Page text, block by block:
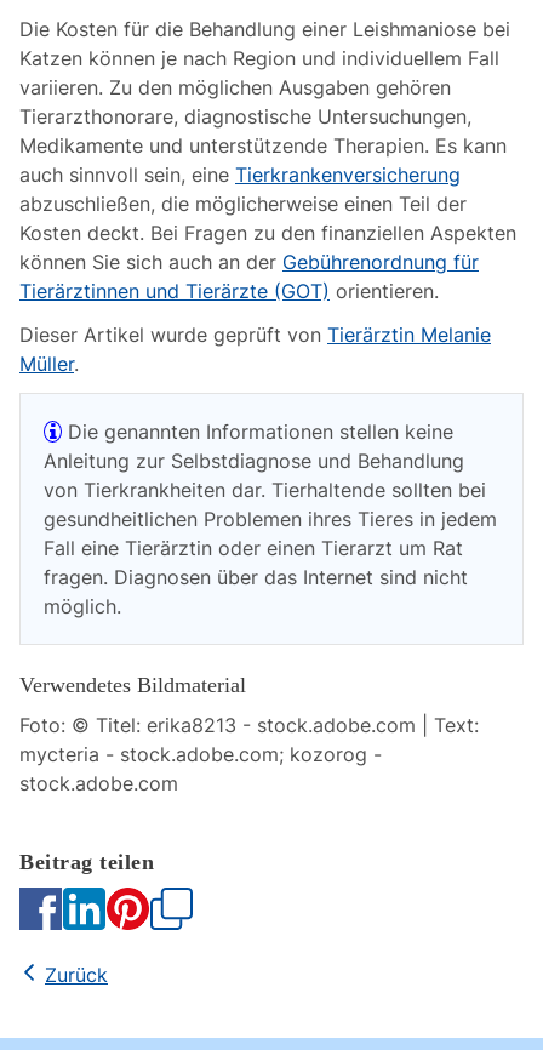
Die Kosten für die Behandlung einer Leishmaniose bei
Katzen können je nach Region und individuellem Fall
variieren. Zu den möglichen Ausgaben gehören
Tierarzthonorare, diagnostische Untersuchungen,
Medikamente und unterstützende Therapien. Es kann
auch sinnvoll sein, eine Tierkrankenversicherung
abzuschließen, die möglicherweise einen Teil der
Kosten deckt. Bei Fragen zu den finanziellen Aspekten
können Sie sich auch an der Gebührenordnung für
Tierärztinnen und Tierärzte (GOT) orientieren.
Dieser Artikel wurde geprüft von Tierärztin Melanie
Müller.
Die genannten Informationen stellen keine
Anleitung zur Selbstdiagnose und Behandlung
von Tierkrankheiten dar. Tierhaltende sollten bei
gesundheitlichen Problemen ihres Tieres in jedem
Fall eine Tierärztin oder einen Tierarzt um Rat
fragen. Diagnosen über das Internet sind nicht
möglich.
Verwendetes Bildmaterial
Foto: © Titel: erika8213 - stock.adobe.com | Text:
mycteria - stock.adobe.com; kozorog -
stock.adobe.com
Zurück